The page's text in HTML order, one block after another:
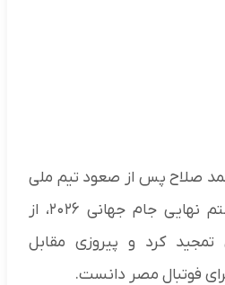
صلاح پس از صعود تیم ملی
مصر به مرحله یک‌هشتم نهایی جام جهانی ۲۰۲۶، از
کرد و پیروزی مقابل
فوتبال مصر دانست.